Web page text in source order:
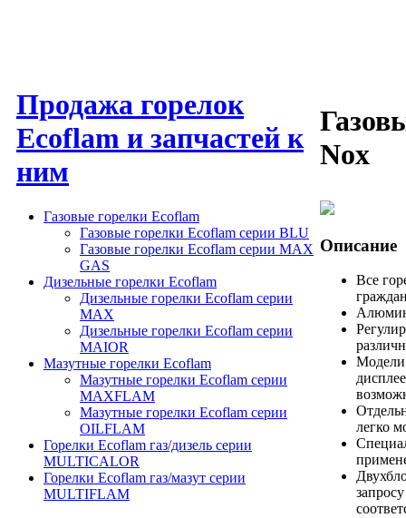
Продажа горелок
Ecoflam и запчастей к
ним
Газовые горелки Ecoflam
Газовые горелки Ecoflam серии BLU
Газовые горелки Ecoflam серии MAX
GAS
Дизельные горелки Ecoflam
Дизельные горелки Ecoflam серии
MAX
Дизельные горелки Ecoflam серии
MAIOR
Мазутные горелки Ecoflam
Мазутные горелки Ecoflam серии
MAXFLAM
Мазутные горелки Ecoflam серии
OILFLAM
Горелки Ecoflam газ/дизель серии
MULTICALOR
Горелки Ecoflam газ/мазут серии
MULTIFLAM
Nox
Описание
Все
Модели
легко